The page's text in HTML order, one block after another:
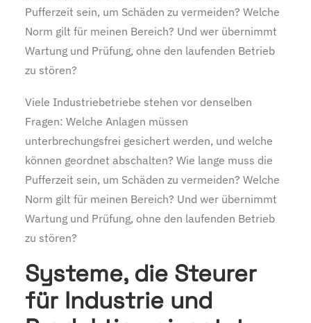
Pufferzeit sein, um Schäden zu vermeiden? Welche
Norm gilt für meinen Bereich? Und wer übernimmt
Wartung und Prüfung, ohne den laufenden Betrieb
zu stören?
Viele Industriebetriebe stehen vor denselben
Fragen: Welche Anlagen müssen
unterbrechungsfrei gesichert werden, und welche
können geordnet abschalten? Wie lange muss die
Pufferzeit sein, um Schäden zu vermeiden? Welche
Norm gilt für meinen Bereich? Und wer übernimmt
Wartung und Prüfung, ohne den laufenden Betrieb
zu stören?
Systeme, die Steurer
für Industrie und